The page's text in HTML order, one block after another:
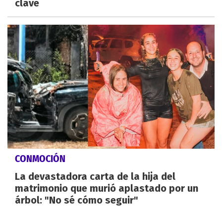
clave
CONMOCIÓN
La devastadora carta de la hija del
matrimonio que murió aplastado por un
árbol: "No sé cómo seguir"